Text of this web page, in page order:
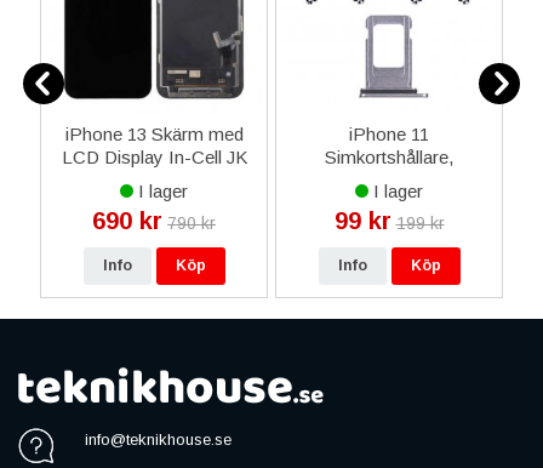
iPhone 13 Skärm med
LCD Display In-Cell JK
Premium - Svart
I lager
690 kr 790 kr
Info Köp
iPhone 11
Simkortshållare,
Sidoknappar - Lila
I lager
99 kr 199 kr
Info Köp
info@teknikhouse.se